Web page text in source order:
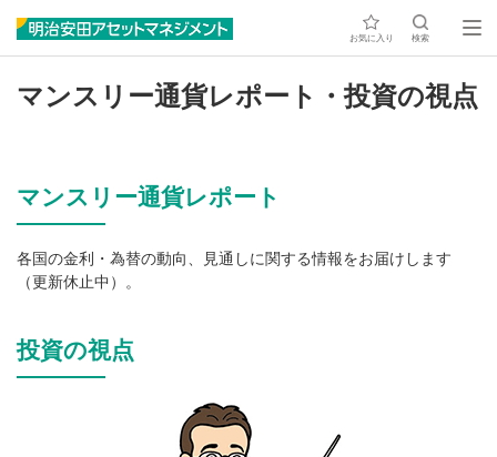
お気に入り 検索
マンスリー通貨レポート・投資の視点
マンスリー通貨レポート
各国の金利・為替の動向、見通しに関する情報をお届けします
（更新休止中）。
投資の視点